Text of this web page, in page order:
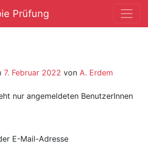
Prüfung
7. Februar 2022 von A. Erdem
nur angemeldeten BenutzerInnen
E-Mail-Adresse